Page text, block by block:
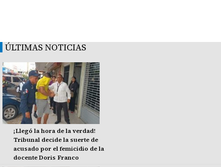
ÚLTIMAS NOTICIAS
¡Llegó la hora de la verdad!
Tribunal decide la suerte de
acusado por el femicidio de la
docente Doris Franco